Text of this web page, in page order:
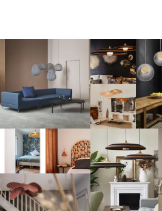
Ballon 2
Grass 2
Oyster
Pales
précieuses
Satelise 3 Totana 1